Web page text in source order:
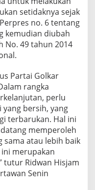
setidaknya sejak
no. 6 tentang
kemudian diubah
No. 49 tahun 2014
Partai Golkar
rangka
perlu
bersih, yang
terbarukan. Hal ini
memperoleh
sama atau lebih baik
merupakan
tutur Ridwan Hisjam
Senin